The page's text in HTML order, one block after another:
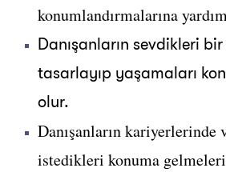
konumlandırmalarına
Danışanların sevdikleri
tasarlayıp yaşamaları
olur.
Danışanların kariyerlerinde
istedikleri konuma